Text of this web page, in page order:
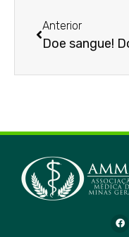
Anterior